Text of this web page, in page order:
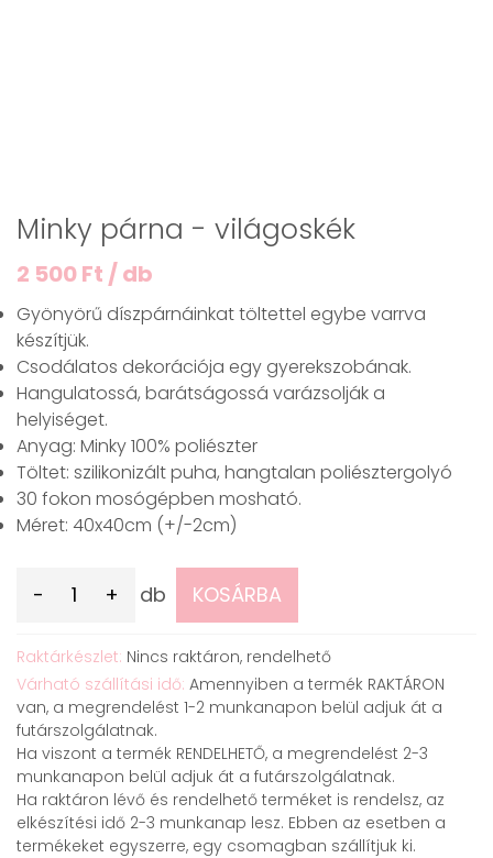
Minky párna - világoskék
2 500 Ft / db
Gyönyörű díszpárnáinkat töltettel egybe varrva
készítjük.
Csodálatos dekorációja egy gyerekszobának.
Hangulatossá, barátságossá varázsolják a
helyiséget.
Anyag: Minky 100% poliészter
Töltet: szilikonizált puha, hangtalan poliésztergolyó
30 fokon mosógépben mosható.
Méret: 40x40cm (+/-2cm)
- + db KOSÁRBA
Raktárkészlet: Nincs raktáron, rendelhető
Várható szállítási idő: Amennyiben a termék RAKTÁRON
van, a megrendelést 1-2 munkanapon belül adjuk át a
futárszolgálatnak.
Ha viszont a termék RENDELHETŐ, a megrendelést 2-3
munkanapon belül adjuk át a futárszolgálatnak.
Ha raktáron lévő és rendelhető terméket is rendelsz, az
elkészítési idő 2-3 munkanap lesz. Ebben az esetben a
termékeket egyszerre, egy csomagban szállítjuk ki.